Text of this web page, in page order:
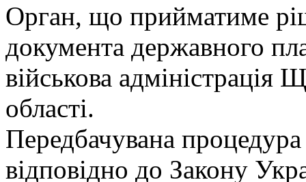
Орган, що прийматиме
документа державного
військова адміністрація
області.
Передбачувана
відповідно до Закону